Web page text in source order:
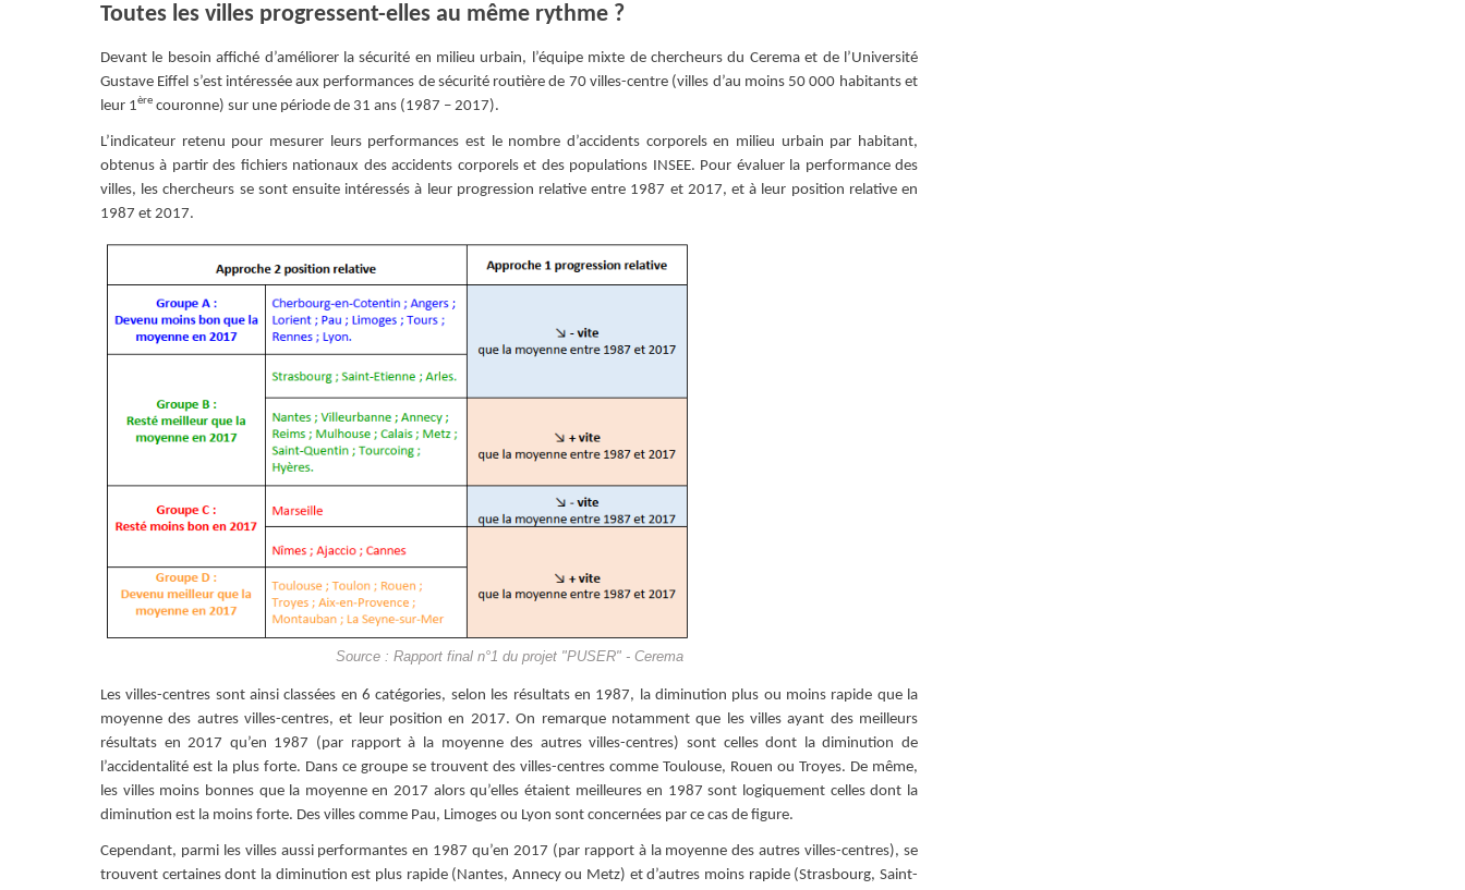
Toutes les villes progressent-elles au même rythme ?
Devant le besoin affiché d’améliorer la sécurité en milieu urbain, l’équipe mixte de chercheurs du Cerema et de l’Université
Gustave Eiffel s’est intéressée aux performances de sécurité routière de 70 villes-centre (villes d’au moins 50 000 habitants et
leur 1ère couronne) sur une période de 31 ans (1987 – 2017).
L’indicateur retenu pour mesurer leurs performances est le nombre d’accidents corporels en milieu urbain par habitant,
obtenus à partir des fichiers nationaux des accidents corporels et des populations INSEE. Pour évaluer la performance des
villes, les chercheurs se sont ensuite intéressés à leur progression relative entre 1987 et 2017, et à leur position relative en
1987 et 2017.
Source : Rapport final n°1 du projet "PUSER" - Cerema
Les villes-centres sont ainsi classées en 6 catégories, selon les résultats en 1987, la diminution plus ou moins rapide que la
moyenne des autres villes-centres, et leur position en 2017. On remarque notamment que les villes ayant des meilleurs
résultats en 2017 qu’en 1987 (par rapport à la moyenne des autres villes-centres) sont celles dont la diminution de
l’accidentalité est la plus forte. Dans ce groupe se trouvent des villes-centres comme Toulouse, Rouen ou Troyes. De même,
les villes moins bonnes que la moyenne en 2017 alors qu’elles étaient meilleures en 1987 sont logiquement celles dont la
diminution est la moins forte. Des villes comme Pau, Limoges ou Lyon sont concernées par ce cas de figure.
Cependant, parmi les villes aussi performantes en 1987 qu’en 2017 (par rapport à la moyenne des autres villes-centres), se
trouvent certaines dont la diminution est plus rapide (Nantes, Annecy ou Metz) et d’autres moins rapide (Strasbourg, Saint-